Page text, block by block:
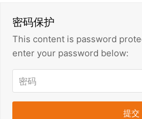
密码保护
This content is password
enter your password below: